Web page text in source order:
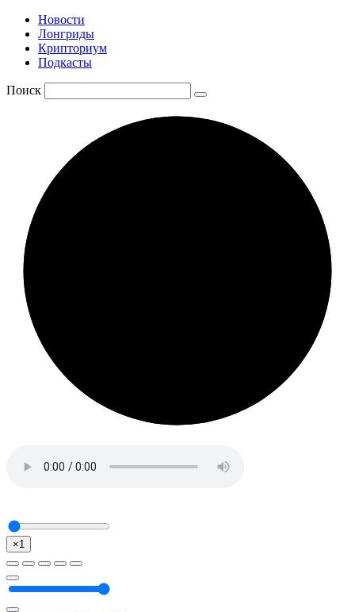
Новости
Лонгриды
Крипториум
Подкасты
Поиск
×1